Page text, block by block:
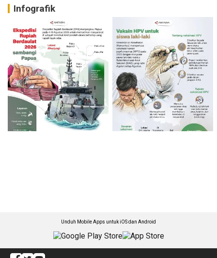
Infografik
Unduh Mobile Apps untuk iOS dan Android